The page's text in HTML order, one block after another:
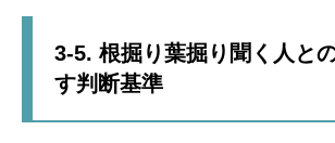
3-5. 根掘り葉掘り聞く人と
す判断基準